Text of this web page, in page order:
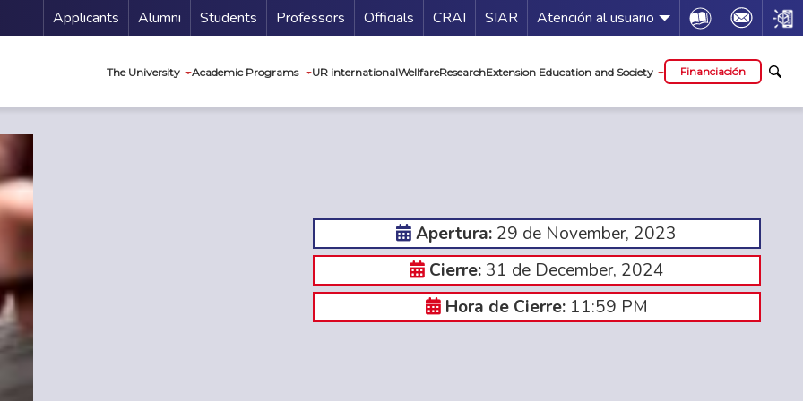
Menu Secundario
Applicants Alumni Students Professors Officials Guía de servicios
CRAI SIAR Atención al usuario Icon Icon Icon
The University Academic Programs UR internationalWellfareResearchExtension Education and Society Financiación
Apertura: 29 de November, 2023
Cierre: 31 de December, 2024
Hora de Cierre: 11:59 PM